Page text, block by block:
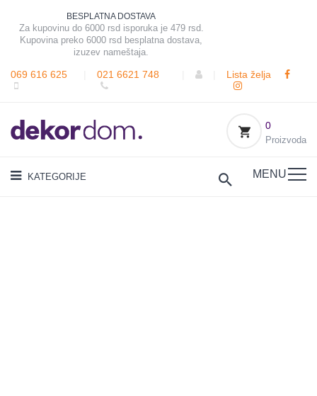
BESPLATNA DOSTAVA
Za kupovinu do 6000 rsd isporuka je 479 rsd.
Kupovina preko 6000 rsd besplatna dostava,
izuzev nameštaja.
069 616 625 021 6621 748 Lista želja
0
Proizvoda
KATEGORIJE MENU